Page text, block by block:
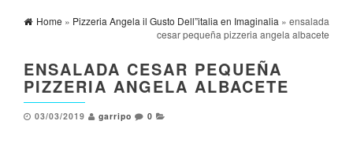
Home » Pizzeria Angela il Gusto Dell”italia en Imaginalia » ensalada
cesar pequeña pizzeria angela albacete
ENSALADA CESAR PEQUEÑA
PIZZERIA ANGELA ALBACETE
03/03/2019 garripo 0